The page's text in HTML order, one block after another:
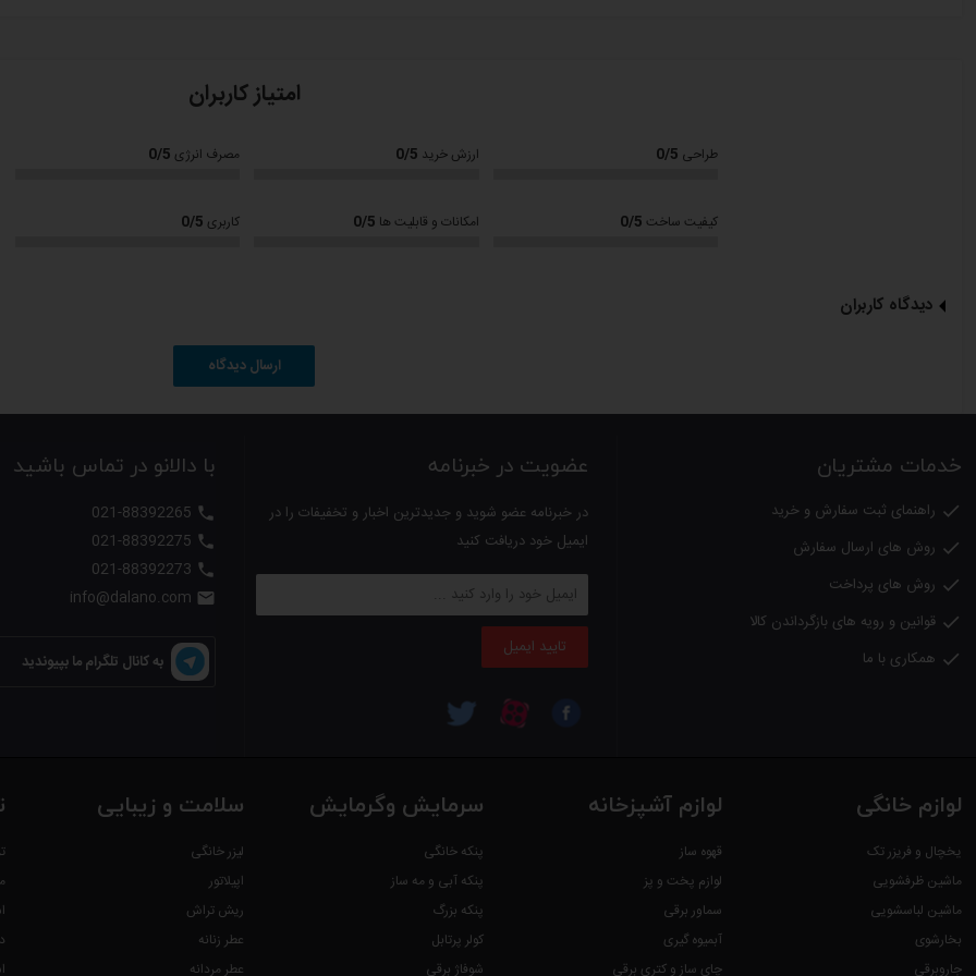
کشوی جمع آوری خرده نان
بدنه عایق سرد
جنس بدنه پلاستیک
ویژگی ها:
قفسه نان یکپارچه
2 خانه متغیر بزرگ
گرم کردن، یخ زدایی در یک حرکت
دارای آسانسور بالابر برای دسترسی راحت به نان برشته شدن
18.4 x 30.4 x 21.4 cm
وزن: 1.14 کیلوگرم
رنگ: سفید
امتیاز کاربران
طراحی 0/5 ارزش خرید 0/5 مصرف انرژی 0/5
کیفیت ساخت 0/5 امکانات و قابلیت ها 0/5 کاربری 0/5
دیدگاه کاربران
ارسال دیدگاه
خدمات مشتریان
 راهنمای ثبت سفارش و خرید
 روش های ارسال سفارش
 روش های پرداخت
 قوانین و رویه های بازگرداندن کالا
 همکاری با ما
عضویت در خبرنامه
در خبرنامه عضو شوید و جدیدترین اخبار و تخفیفات را در
ایمیل خود دریافت کنید
تایید ایمیل
با دالانو در تماس باشید




به کانال تلگرام ما بپیوندید
لوازم خانگی
یخچال و فریزر تک
ماشین ظرفشویی
ماشین لباسشویی
بخارشوی
جاروبرقی
لوازم آشپزخانه
قهوه ساز
لوازم پخت و پز
سماور برقی
آبمیوه گیری
چای ساز و کتری برقی
سرمایش وگرمایش
پنکه خانگی
پنکه آبی و مه ساز
پنکه بزرگ
کولر پرتابل
شوفاژ برقی
سلامت و زیبایی
لیزر خانگی
اپیلاتور
ریش تراش
عطر زنانه
عطر مردانه